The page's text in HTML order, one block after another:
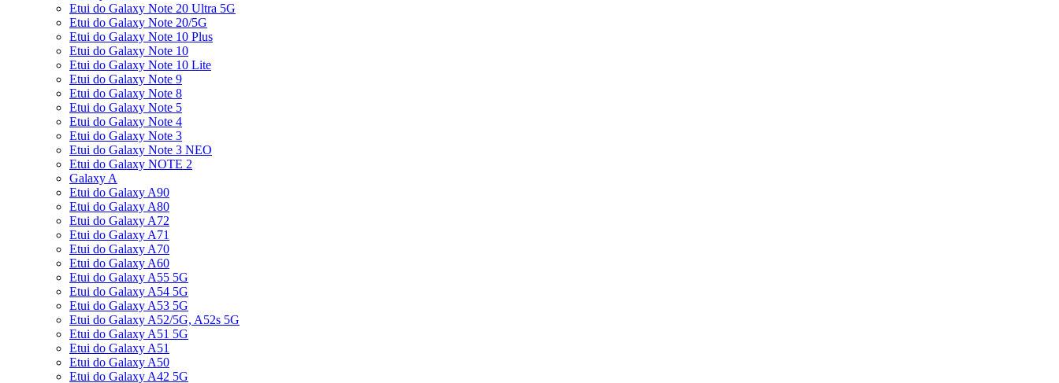
Etui do Galaxy Note 20 Ultra 5G
Etui do Galaxy Note 20/5G
Etui do Galaxy Note 10 Plus
Etui do Galaxy Note 10
Etui do Galaxy Note 10 Lite
Etui do Galaxy Note 9
Etui do Galaxy Note 8
Etui do Galaxy Note 5
Etui do Galaxy Note 4
Etui do Galaxy Note 3
Etui do Galaxy Note 3 NEO
Etui do Galaxy NOTE 2
Galaxy A
Etui do Galaxy A90
Etui do Galaxy A80
Etui do Galaxy A72
Etui do Galaxy A71
Etui do Galaxy A70
Etui do Galaxy A60
Etui do Galaxy A55 5G
Etui do Galaxy A54 5G
Etui do Galaxy A53 5G
Etui do Galaxy A52/5G, A52s 5G
Etui do Galaxy A51 5G
Etui do Galaxy A51
Etui do Galaxy A50
Etui do Galaxy A42 5G